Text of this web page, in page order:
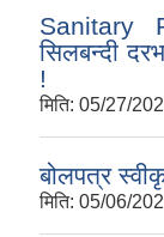
Sanitary
सिलबन्दी
!
मिति: 05/27/
बोलपत्र
मिति: 05/06/